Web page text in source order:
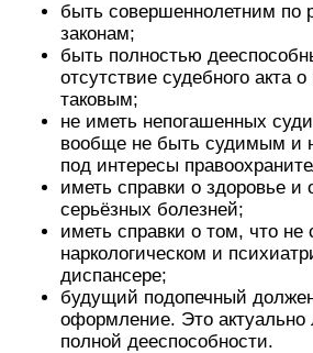
быть совершеннолетним по
законам;
быть полностью
отсутствие судебного акта
таковым;
не иметь непогашенных
вообще не быть судимым и
под интересы
иметь справки о здоровье и
серьёзных болезней;
иметь справки о том, что не
наркологическом и
диспансере;
будущий подопечный
оформление. Это актуально
полной дееспособности.